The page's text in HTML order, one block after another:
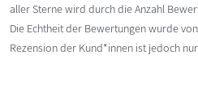
aller Sterne wird durch die Anzahl
Die Echtheit der Bewertungen wurde
Rezension der Kund*innen ist jedoch